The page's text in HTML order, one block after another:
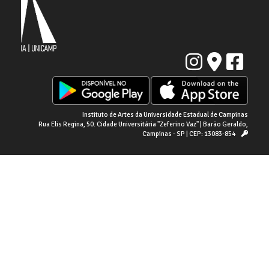
Instituto de Artes da Universidade Estadual de Campinas
Rua Elis Regina, 50. Cidade Universitária "Zeferino Vaz" | Barão Geraldo,
Campinas - SP | CEP: 13083-854